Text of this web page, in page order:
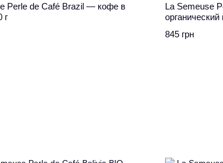
Perle de Café Brazil — кофе в
г
La Semeuse
845 грн